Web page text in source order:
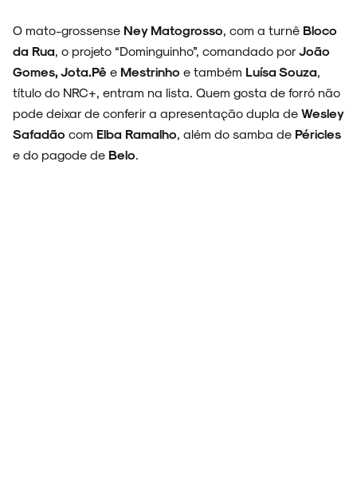
FAIXA A FAIXA
O mato-grossense Ney Matogrosso, com a turnê Bloco
da Rua, o projeto “Dominguinho”, comandado porJoão
Gomes, Jota.Pê e Mestrinho e também Luísa Souza,
título do NRC+, entram na lista. Quem gosta de forró não
pode deixar de conferir a apresentação dupla de Wesley
Safadão com Elba Ramalho, além do samba de Péricles
e do pagode de Belo.